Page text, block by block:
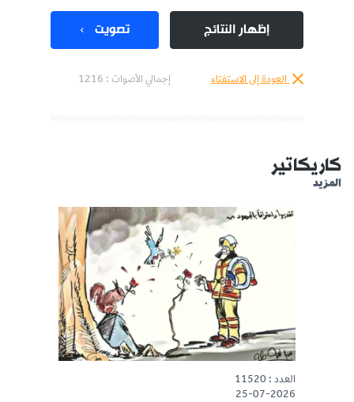
إظهار النتائج تصويت
العودة إلى الاستفتاء إجمالي الأصوات : 1216
كاريكاتير
المزيد
العدد : 11520
25-07-2026